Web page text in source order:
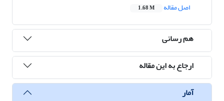
اصل مقاله
1.68 M
هم رسانی
ارجاع به این مقاله
آمار